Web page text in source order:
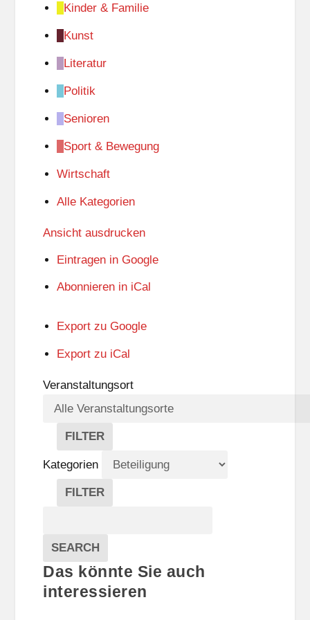
Kinder & Familie
Kunst
Literatur
Politik
Senioren
Sport & Bewegung
Wirtschaft
Alle Kategorien
Ansicht ausdrucken
Eintragen in Google
Abonnieren in iCal
Export zu Google
Export zu iCal
Veranstaltungsort
FILTER
V
E
R
A
A
L
T
U
Kategorien
FILTER
E
G
O
R
Veranstaltungen
SEARCH
Das könnte Sie auch
interessieren